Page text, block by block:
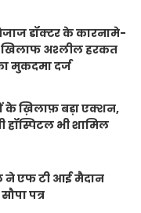
डॉक्टर के कारनामे-
अश्लील हरकत
मुकदमा दर्ज
के ख़िलाफ़ बड़ा एक्शन,
हॉस्पिटल भी शामिल
ने एफ टी आई मैदान
पत्र